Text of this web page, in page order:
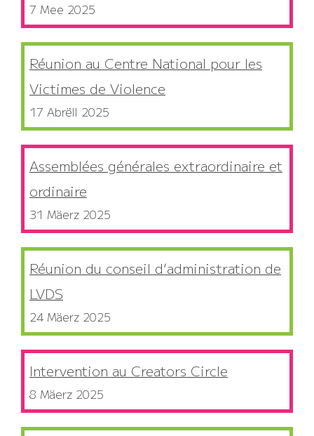
7 Mee 2025
Réunion au Centre National pour les
Victimes de Violence
17 Abrëll 2025
Assemblées générales extraordinaire et
ordinaire
31 Mäerz 2025
Réunion du conseil d’administration de
LVDS
24 Mäerz 2025
Intervention au Creators Circle
8 Mäerz 2025